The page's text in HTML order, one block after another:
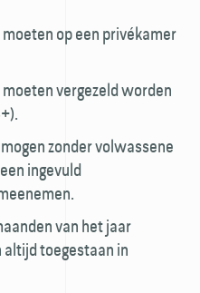
op een privé­kamer
vergezeld worden
zonder volwassene
ingevuld
van het jaar
altijd toegestaan in